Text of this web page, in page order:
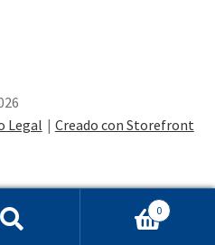
Legal
Creado con Storefront
0